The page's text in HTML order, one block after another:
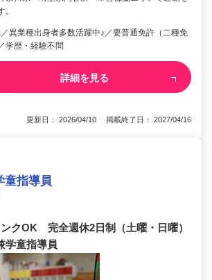
。
異業種出身者多数活躍中♪／要普通免許（二種免
学歴・経験不問
詳細を見る
更新日： 2026/04/10 掲載終了日： 2027/04/16
童指導員
クOK 完全週休2日制（土曜・日曜）
学童指導員